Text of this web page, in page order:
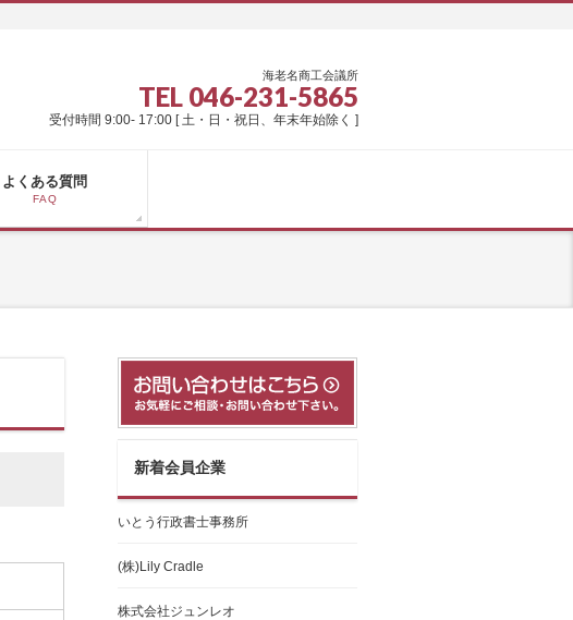
海老名商工会議所
TEL 046-231-5865
受付時間 9:00- 17:00 [ 土・日・祝日、年末年始除く ]
よくある質問
FAQ
新着会員企業
いとう行政書士事務所
(株)Lily Cradle
株式会社ジュンレオ